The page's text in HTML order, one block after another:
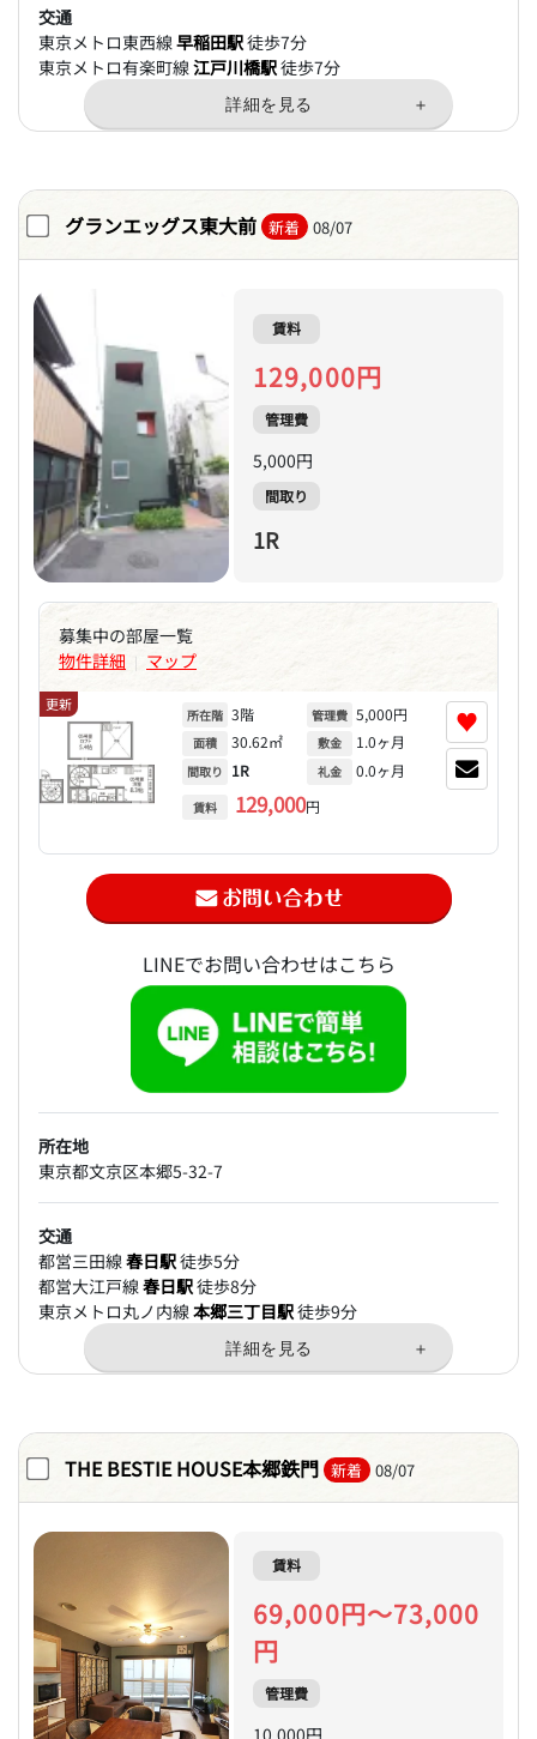
交通
東京メトロ東西線早稲田駅徒歩7分
東京メトロ有楽町線江戸川橋駅徒歩7分
グランエッグス東大前 新着 08/07
賃料
129,000円
管理費
5,000円
間取り
1R
募集中の部屋一覧
物件詳細 | マップ
更新
所在階 3階
面積 30.62㎡
間取り 1R
賃料 129,000円
管理費 5,000円
敷金 1.0ヶ月
礼金 0.0ヶ月
♥
LINEでお問い合わせはこちら
所在地
東京都文京区本郷5-32-7
交通
都営三田線春日駅徒歩5分
都営大江戸線春日駅徒歩8分
東京メトロ丸ノ内線本郷三丁目駅徒歩9分
THE BESTIE HOUSE本郷鉄門 新着 08/07
賃料
69,000円～73,000
円
管理費
10,000円